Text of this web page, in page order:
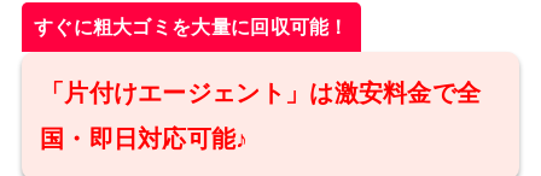
すぐに粗大ゴミを大量に回収可能！
「片付けエージェント」は激安料金で全
国・即日対応可能♪